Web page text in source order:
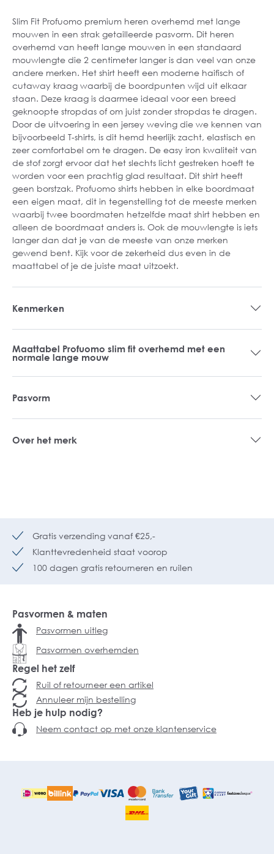
Slim Fit Profuomo premium heren overhemd met lange
mouwen in een strak getailleerde pasvorm. Dit heren
overhemd van heeft lange mouwen in een standaard
mouwlengte die 2 centimeter langer is dan veel van onze
andere merken. Het shirt heeft een moderne haifisch of
cutaway kraag waarbij de boordpunten wijd uit elkaar
staan. Deze kraag is daarmee ideaal voor een breed
geknoopte stropdas of om juist zonder stropdas te dragen.
Door de uitvoering in een jersey weving die we kennen van
bijvoorbeeld T-shirts, is dit hemd heerlijk zacht, elastisch en
zeer comfortabel om te dragen. De easy iron kwaliteit van
de stof zorgt ervoor dat het slechts licht gestreken hoeft te
worden voor een prachtig glad resultaat. Dit shirt heeft
geen borstzak. Profuomo shirts hebben in elke boordmaat
een eigen maat, dit in tegenstelling tot de meeste merken
waarbij twee boordmaten hetzelfde maat shirt hebben en
alleen de boordmaat anders is. Ook de mouwlengte is iets
langer dan dat je van de meeste van onze merken
gewend bent. Kijk voor de zekerheid dus even in de
maattabel of je de juiste maat uitzoekt.
Kenmerken
Maattabel Profuomo slim fit overhemd met een
normale lange mouw
Pasvorm
Over het merk
Gratis verzending vanaf €25,-
Klanttevredenheid staat voorop
100 dagen gratis retourneren en ruilen
Pasvormen & maten
Pasvormen uitleg
Pasvormen overhemden
Regel het zelf
Ruil of retourneer een artikel
Annuleer mijn bestelling
Heb je hulp nodig?
Neem contact op met onze klantenservice